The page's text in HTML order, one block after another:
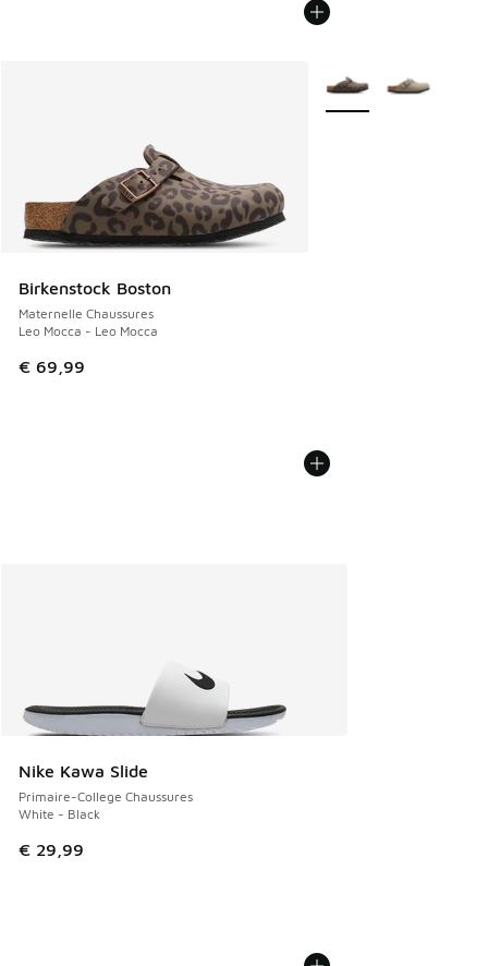
Birkenstock Boston
Maternelle Chaussures
Leo Mocca - Leo Mocca
€ 69,99
Plus de couleurs
Nike Kawa Slide
Primaire-College Chaussures
White - Black
€ 29,99